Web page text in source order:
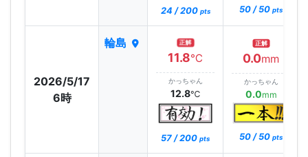
24 / 200 pts 50 / 50 pts
2026/5/17
6時
輪島 正解
11.8℃
かっちゃん
12.8℃
57 / 200 pts
正解
0.0mm
かっちゃん
0.0mm
50 / 50 pts